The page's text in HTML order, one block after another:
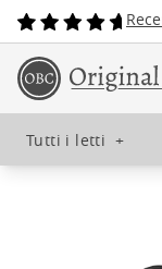
Tutti i letti +